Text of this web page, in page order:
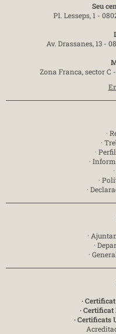
Seu
Pl. Lesseps, 1 -
Av. Drassanes, 13 -
Zona Franca, sector C
·
·
·
·
·
·
·
·
·
·
·
· Certificat
· Certificats